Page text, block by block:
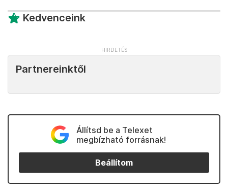
Kedvenceink
Partnereinktől
Állítsd be a Telexet
megbízható forrásnak!
Beállítom